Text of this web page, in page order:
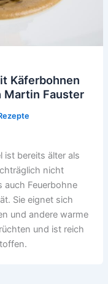
Käferbohnen
Martin Fauster
ist bereits älter als
nicht
auch Feuerbohne
Sie eignet sich
und andere warme
und ist reich